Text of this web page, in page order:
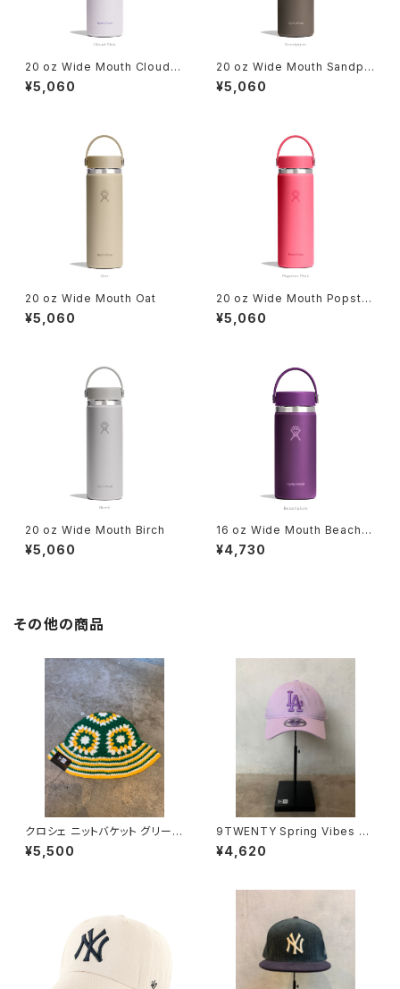
20 oz Wide Mouth Cloud P
ink
¥5,060
20 oz Wide Mouth Sandpi
per
¥5,060
20 oz Wide Mouth Oat
¥5,060
20 oz Wide Mouth Popstar
Pink
¥5,060
20 oz Wide Mouth Birch
¥5,060
16 oz Wide Mouth Beachpl
um
¥4,730
その他の商品
クロシェ ニットバケット グリー
ン/イエロー/ホワイト
¥5,500
9TWENTY Spring Vibes ロ
サンゼルス・ドジャース パステル
ライラック
¥4,620